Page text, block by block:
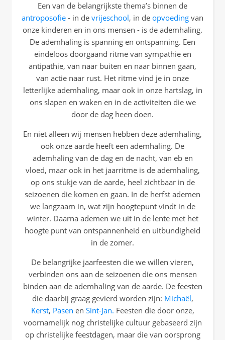
Een van de belangrijkste thema’s binnen de
antroposofie - in de vrijeschool, in de opvoeding van
onze kinderen en in ons mensen - is de ademhaling.
De ademhaling is spanning en ontspanning. Een
eindeloos doorgaand ritme van sympathie en
antipathie, van naar buiten en naar binnen gaan,
van actie naar rust. Het ritme vind je in onze
letterlijke ademhaling, maar ook in onze hartslag, in
ons slapen en waken en in de activiteiten die we
door de dag heen doen.
En niet alleen wij mensen hebben deze ademhaling,
ook onze aarde heeft een ademhaling. De
ademhaling van de dag en de nacht, van eb en
vloed, maar ook in het jaarritme is de ademhaling,
op ons stukje van de aarde, heel zichtbaar in de
seizoenen die komen en gaan. In de herfst ademen
we langzaam in, wat zijn hoogtepunt vindt in de
winter. Daarna ademen we uit in de lente met het
hoogte punt van ontspannenheid en uitbundigheid
in de zomer.
De belangrijke jaarfeesten die we willen vieren,
verbinden ons aan de seizoenen die ons mensen
binden aan de ademhaling van de aarde. De feesten
die daarbij graag gevierd worden zijn: Michaël,
Kerst, Pasen en Sint-Jan. Feesten die door onze,
voornamelijk nog christelijke cultuur gebaseerd zijn
op christelijke feestdagen, maar die van oorsprong